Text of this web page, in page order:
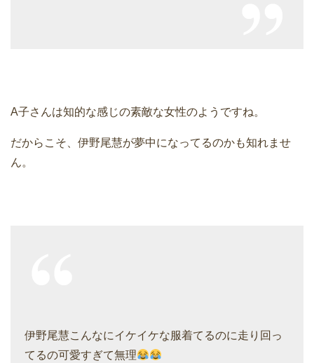
A子さんは知的な感じの素敵な女性のようですね。
だからこそ、伊野尾慧が夢中になってるのかも知れませ
ん。
伊野尾慧こんなにイケイケな服着てるのに走り回っ
てるの可愛すぎて無理